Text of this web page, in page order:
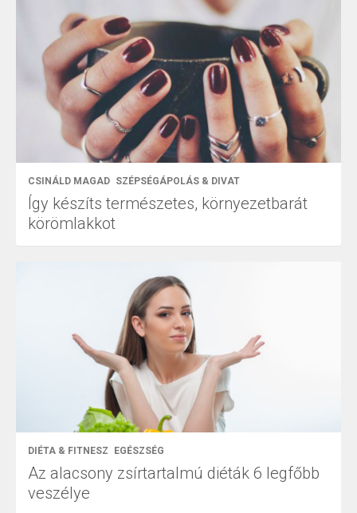
CSINÁLD MAGAD SZÉPSÉGÁPOLÁS & DIVAT
Így készíts természetes, környezetbarát
körömlakkot
DIÉTA & FITNESZ EGÉSZSÉG
Az alacsony zsírtartalmú diéták 6 legfőbb
veszélye